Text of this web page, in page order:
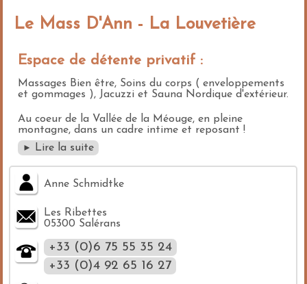
Le Mass D'Ann - La Louvetière
Espace de détente privatif :
Massages Bien être, Soins du corps ( enveloppements
et gommages ), Jacuzzi et Sauna Nordique d'extérieur.
Au coeur de la Vallée de la Méouge, en pleine
montagne, dans un cadre intime et reposant !
► Lire la suite
Anne Schmidtke
Les Ribettes
05300 Salérans
+33 (0)6 75 55 35 24
+33 (0)4 92 65 16 27